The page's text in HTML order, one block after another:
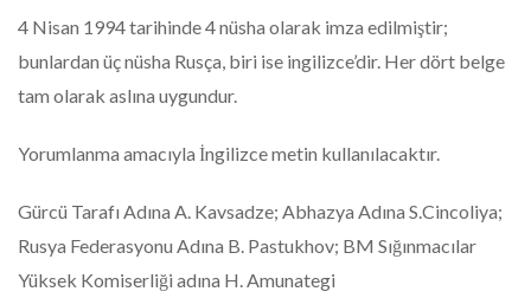
4 Nisan 1994 tarihinde 4 nüsha olarak imza edilmiştir;
bunlardan üç nüsha Rusça, biri ise ingilizce’dir. Her dört belge
tam olarak aslına uygundur.
Yorumlanma amacıyla İngilizce metin kullanılacaktır.
Gürcü Tarafı Adına A. Kavsadze; Abhazya Adına S.Cincoliya;
Rusya Federasyonu Adına B. Pastukhov; BM Sığınmacılar
Yüksek Komiserliği adına H. Amunategi